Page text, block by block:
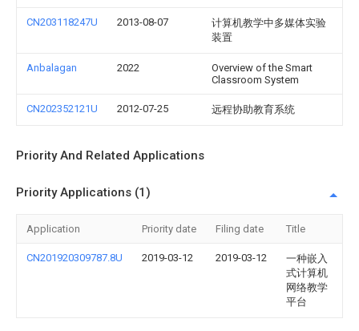
CN203118247U 2013-08-07
计算机教学中多媒体实验
装置
Anbalagan 2022
Overview of the Smart
Classroom System
CN202352121U 2012-07-25 远程协助教育系统
Priority And Related Applications
Priority Applications (1)
Application Priority date Filing date Title
CN201920309787.8U 2019-03-12 2019-03-12
一种嵌入
式计算机
网络教学
平台